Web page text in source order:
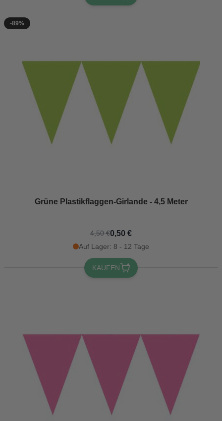
-89%
Grüne Plastikflaggen-Girlande - 4,5 Meter
4,50 €0,50 €
Auf Lager: 8 - 12 Tage
KAUFEN